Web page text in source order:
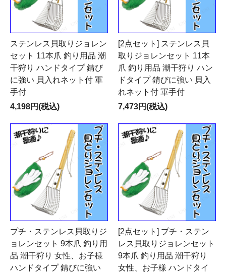
ステンレス貝取りジョレン
セット 11本爪 釣り用品 潮
干狩り ハンドタイプ 錆び
に強い 貝入れネット付 軍
手付
4,198円(税込)
[2点セット] ステンレス貝
取りジョレンセット 11本
爪 釣り用品 潮干狩り ハン
ドタイプ 錆びに強い 貝入
れネット付 軍手付
7,473円(税込)
プチ・ステンレス貝取りジ
ョレンセット 9本爪 釣り用
品 潮干狩り 女性、お子様
ハンドタイプ 錆びに強い
[2点セット] プチ・ステン
レス貝取りジョレンセット
9本爪 釣り用品 潮干狩り
女性、お子様 ハンドタイ